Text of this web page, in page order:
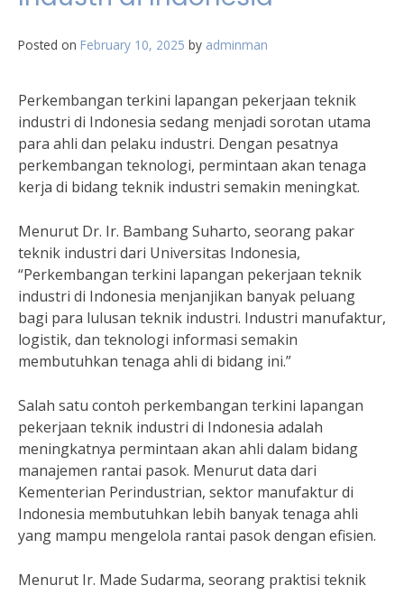
Posted on February 10, 2025 by adminman
Perkembangan terkini lapangan pekerjaan teknik
industri di Indonesia sedang menjadi sorotan utama
para ahli dan pelaku industri. Dengan pesatnya
perkembangan teknologi, permintaan akan tenaga
kerja di bidang teknik industri semakin meningkat.
Menurut Dr. Ir. Bambang Suharto, seorang pakar
teknik industri dari Universitas Indonesia,
“Perkembangan terkini lapangan pekerjaan teknik
industri di Indonesia menjanjikan banyak peluang
bagi para lulusan teknik industri. Industri manufaktur,
logistik, dan teknologi informasi semakin
membutuhkan tenaga ahli di bidang ini.”
Salah satu contoh perkembangan terkini lapangan
pekerjaan teknik industri di Indonesia adalah
meningkatnya permintaan akan ahli dalam bidang
manajemen rantai pasok. Menurut data dari
Kementerian Perindustrian, sektor manufaktur di
Indonesia membutuhkan lebih banyak tenaga ahli
yang mampu mengelola rantai pasok dengan efisien.
Menurut Ir. Made Sudarma, seorang praktisi teknik